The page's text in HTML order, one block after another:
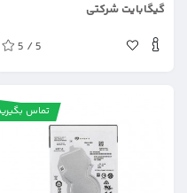
گیگابایت شرکتی
5 / 5
تماس بگیرید